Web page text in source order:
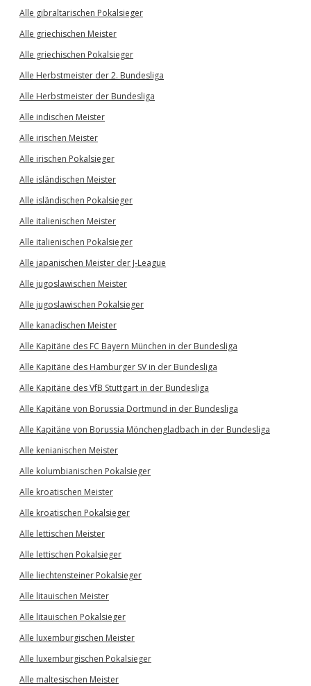
Alle gibraltarischen Pokalsieger
Alle griechischen Meister
Alle griechischen Pokalsieger
Alle Herbstmeister der 2. Bundesliga
Alle Herbstmeister der Bundesliga
Alle indischen Meister
Alle irischen Meister
Alle irischen Pokalsieger
Alle isländischen Meister
Alle isländischen Pokalsieger
Alle italienischen Meister
Alle italienischen Pokalsieger
Alle japanischen Meister der J-League
Alle jugoslawischen Meister
Alle jugoslawischen Pokalsieger
Alle kanadischen Meister
Alle Kapitäne des FC Bayern München in der Bundesliga
Alle Kapitäne des Hamburger SV in der Bundesliga
Alle Kapitäne des VfB Stuttgart in der Bundesliga
Alle Kapitäne von Borussia Dortmund in der Bundesliga
Alle Kapitäne von Borussia Mönchengladbach in der Bundesliga
Alle kenianischen Meister
Alle kolumbianischen Pokalsieger
Alle kroatischen Meister
Alle kroatischen Pokalsieger
Alle lettischen Meister
Alle lettischen Pokalsieger
Alle liechtensteiner Pokalsieger
Alle litauischen Meister
Alle litauischen Pokalsieger
Alle luxemburgischen Meister
Alle luxemburgischen Pokalsieger
Alle maltesischen Meister